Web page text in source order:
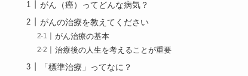
がん（癌）ってどんな病気？
がんの治療を教えてください
がん治療の基本
治療後の人生を考えることが重要
「標準治療」ってなに？